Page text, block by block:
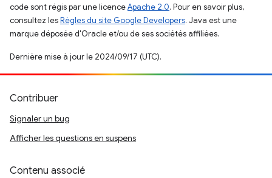
code sont régis par une licenceApache 2.0. Pour en savoir plus,
consultez lesRègles du site Google Developers. Java est une
marque déposée d'Oracle et/ou de ses sociétés affiliées.
Dernière mise à jour le 2024/09/17 (UTC).
Contribuer
Signaler un bug
Afficher les questions en suspens
Contenu associé